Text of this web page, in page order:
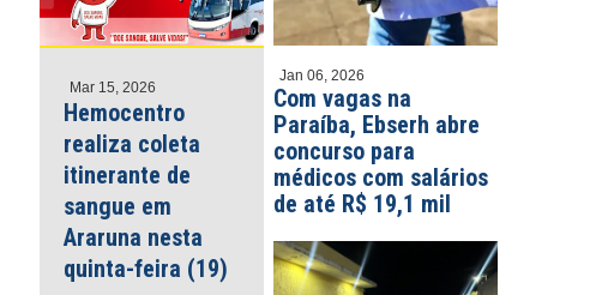
Mar 15, 2026
Hemocentro
realiza coleta
itinerante de
sangue em
Araruna nesta
quinta-feira (19)
Jan 06, 2026
Com vagas na
Paraíba, Ebserh abre
concurso para
médicos com salários
de até R$ 19,1 mil